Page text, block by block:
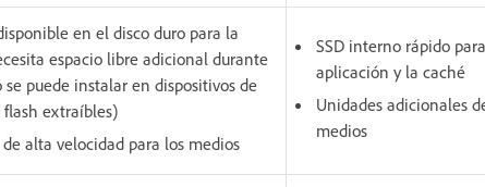
en el disco duro para la
espacio libre adicional durante
puede instalar en dispositivos de
extraíbles)
alta velocidad para los medios
SSD interno rápido
aplicación y la caché
Unidades adicionales
medios